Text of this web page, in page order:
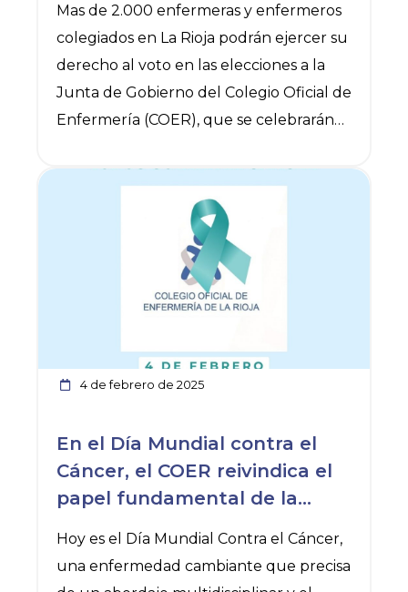
GOBIERNO, A LAS QUE
CONCURREN DOS
Mas de 2.000 enfermeras y enfermeros
colegiados en La Rioja podrán ejercer su
derecho al voto en las elecciones a la
Junta de Gobierno del Colegio Oficial de
Enfermería (COER), que se celebrarán
de la entidad (Plaza Tomás y Valiente, 4.
Las dos candidaturas que compiten en
esta nueva cita electoral son 100.000, NI
UNA MENOS, liderada por la presidenta
en funciones Raquel Velilla, y CONTIGO
Ibáñez.
Cada una de ellas estará acompañada
ocupar los siguientes cargos:
Candidatuta 1:
Presidenta:
4 de febrero de 2025
En el Día Mundial contra el
Cáncer, el COER reivindica el
papel fundamental de la
Hoy es el Día Mundial Contra el Cáncer,
una enfermedad cambiante que precisa
Ver noticia